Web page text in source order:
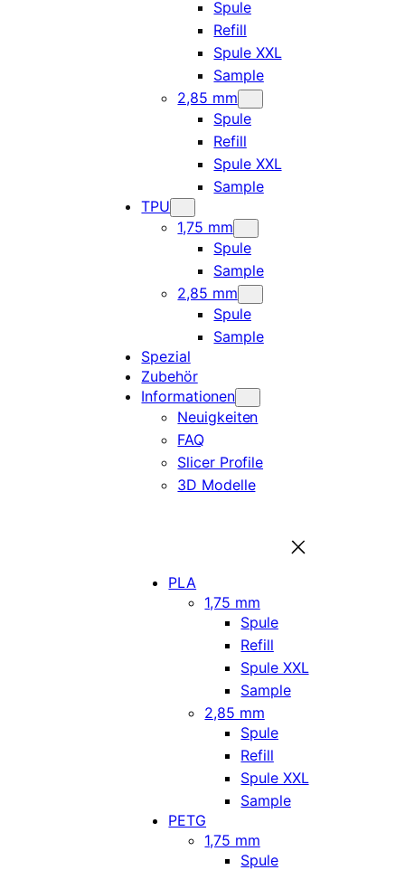
Spule
Refill
Spule XXL
Sample
2,85 mm
Spule
Refill
Spule XXL
Sample
TPU
1,75 mm
Spule
Sample
2,85 mm
Spule
Sample
Spezial
Zubehör
Informationen
Neuigkeiten
FAQ
Slicer Profile
3D Modelle
PLA
1,75 mm
Spule
Refill
Spule XXL
Sample
2,85 mm
Spule
Refill
Spule XXL
Sample
PETG
1,75 mm
Spule